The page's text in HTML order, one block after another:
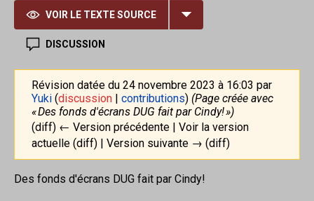
VOIR LE TEXTE SOURCE
DISCUSSION
Révision datée du 24 novembre 2023 à 16:03 par
Yuki (discussion | contributions) (Page créée avec
« Des fonds d'écrans DUG fait par Cindy! »)
(diff) ← Version précédente | Voir la version
actuelle (diff) | Version suivante → (diff)
Des fonds d'écrans DUG fait par Cindy!